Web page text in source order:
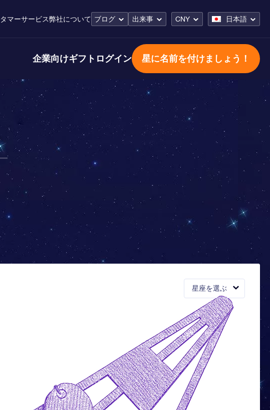
マーサービス弊社について ブログ 出来事 CNY 日本語
企業向けギフト ログイン 星に名前を付けましょう！
星座を選ぶ